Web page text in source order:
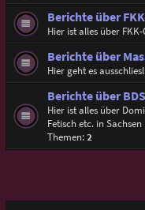
Berichte über
Hier ist alles über
Berichte über
Hier geht es
Berichte über
Hier ist alles über
Fetisch etc. in Sachsen
Themen:2